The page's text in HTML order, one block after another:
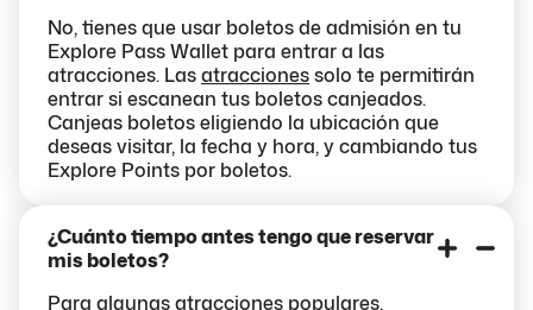
No, tienes que usar boletos de admisión en tu
Explore Pass Wallet para entrar a las
atracciones. Lasatraccionessolo te permitirán
entrar si escanean tus boletos canjeados.
Canjeas boletos eligiendo la ubicación que
deseas visitar, la fecha y hora, y cambiando tus
Explore Points por boletos.
¿Cuánto tiempo antes tengo que reservar
mis boletos?
Para algunasatracciones populares,